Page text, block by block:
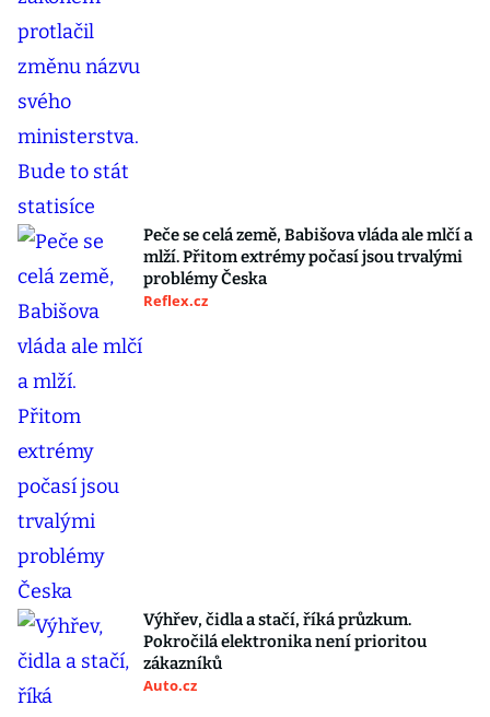
Peče se celá země, Babišova vláda ale mlčí a
mlží. Přitom extrémy počasí jsou trvalými
problémy Česka
Reflex.cz
Výhřev, čidla a stačí, říká průzkum.
Pokročilá elektronika není prioritou
zákazníků
Auto.cz